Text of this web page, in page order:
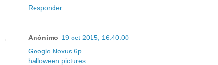
Responder
Anónimo 19 oct 2015, 16:40:00
Google Nexus 6p
halloween pictures